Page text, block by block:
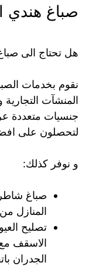
صباغ هندي
هل تحتاج الى
نقوم بخدمات
المنشآت
جنسيات متعددة
لتحصلون على
و نوفر كذلك:
صباغ
المنازل
تصليح
الاسقف مع
الجدران